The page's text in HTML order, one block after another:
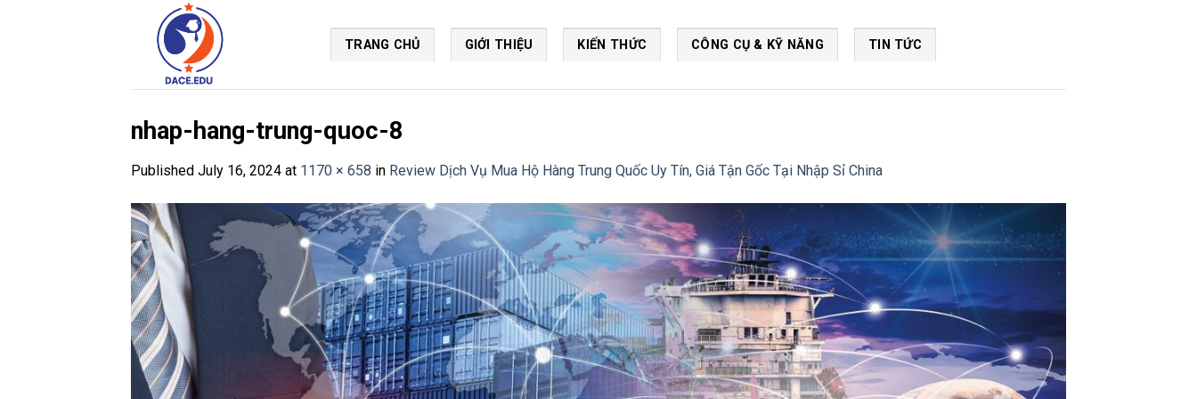
TRANG CHỦ GIỚI THIỆU KIẾN THỨC CÔNG CỤ & KỸ NĂNG TIN TỨC
nhap-hang-trung-quoc-8
Published July 16, 2024 at 1170 × 658 in Review Dịch Vụ Mua Hộ Hàng Trung Quốc Uy Tín, Giá Tận Gốc Tại Nhập Sỉ China